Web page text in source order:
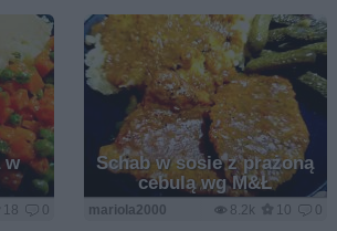
w
18 0
Schab w sosie z prażoną
cebulą wg M&Ł
8.2k 10 0
mariola2000